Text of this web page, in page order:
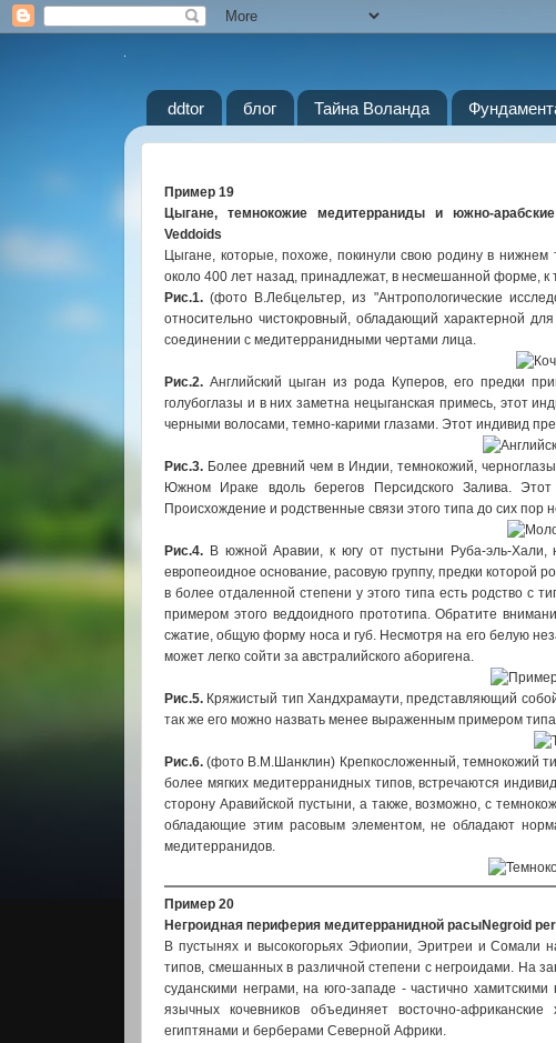
ddtor блог Тайна Воланда
Пример 19
Цыгане, темнокожие медитерраниды и южно-
Veddoids
Цыгане, которые, похоже, покинули свою родину в
около 400 лет назад, принадлежат, в несмешанной форме,
Рис.1. (фото В.Лебцельтер, из "Антропологические
относительно чистокровный, обладающий характерной
соединении с медитерранидными чертами лица.
Рис.2. Английский цыган из рода Куперов, его предки
голубоглазы и в них заметна нецыганская примесь, этот
черными волосами, темно-карими глазами. Этот индивид
Рис.3. Более древний чем в Индии, темнокожий,
Южном Ираке вдоль берегов Персидского Залива.
Происхождение и родственные связи этого типа до сих пор
Рис.4. В южной Аравии, к югу от пустыни Руба-эль-Хали,
европеоидное основание, расовую группу, предки
в более отдаленной степени у этого типа есть родство с
примером этого веддоидного прототипа. Обратите
сжатие, общую форму носа и губ. Несмотря на его белую
может легко сойти за австралийского аборигена.
Рис.5. Кряжистый тип Хандхрамаути, представляющий
так же его можно назвать менее выраженным примером
Рис.6. (фото В.М.Шанклин) Крепкосложенный, темнокожий
более мягких медитерранидных типов, встречаются
сторону Аравийской пустыни, а также, возможно, с
обладающие этим расовым элементом, не обладают
медитерранидов.
Пример 20
Негроидная периферия медитерранидной расыNegroid
В пустынях и высокогорьях Эфиопии, Эритреи и Сомали
типов, смешанных в различной степени с негроидами. На
суданскими неграми, на юго-западе - частично
язычных кочевников объединяет восточно-
египтянами и берберами Северной Африки.